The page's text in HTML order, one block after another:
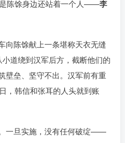
陈馀身边还站着一个人——李
向陈馀献上一条堪称天衣无缝
道绕到汉军后方，截断他们的
壁垒、坚守不出。汉军前有重
，韩信和张耳的人头就到账
一旦实施，没有任何破绽——